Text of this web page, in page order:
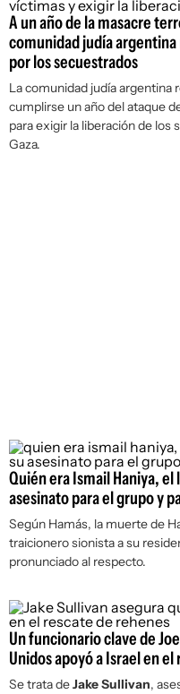
A un año de la masacre
comunidad judía
por los secuestrados
La comunidad judía argentina
cumplirse un año del ataque
para exigir la liberación de
Gaza.
Quién era Ismail Haniya,
asesinato para el grupo y
Según Hamás, la muerte de
traicionero sionista a su
pronunciado al respecto.
Un funcionario clave de
Unidos apoyó a Israel en
Se trata deJake Sullivan,